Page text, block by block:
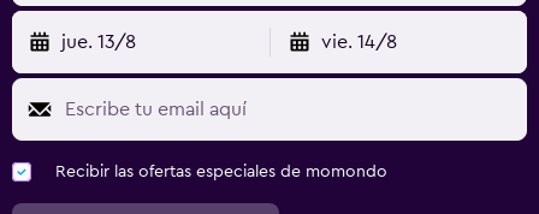
jue. 13/8 vie. 14/8
Recibir las ofertas especiales de momondo